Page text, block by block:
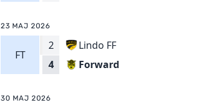
23 MAJ 2026
FT
2
4
Lindo FF
Forward
30 MAJ 2026